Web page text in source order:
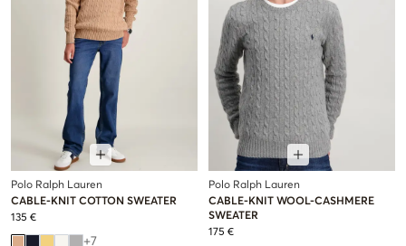
Polo Ralph Lauren
CABLE-KNIT COTTON SWEATER
135 €
+7
Polo Ralph Lauren
CABLE-KNIT WOOL-CASHMERE
SWEATER
175 €